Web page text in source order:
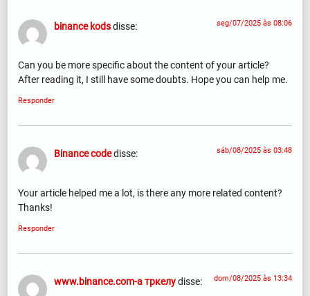
binance kodsdisse: seg/07/2025 às 08:06
Can you be more specific about the content of your article?
After reading it, I still have some doubts. Hope you can help me.
Responder
Binance codedisse: sáb/08/2025 às 03:48
Your article helped me a lot, is there any more related content?
Thanks!
Responder
www.binance.com-а тркелуdisse: dom/08/2025 às 13:34